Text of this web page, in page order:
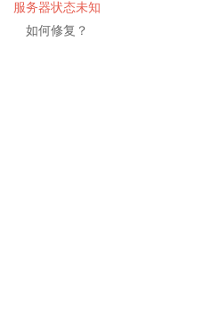
服务器状态未知
如何修复？